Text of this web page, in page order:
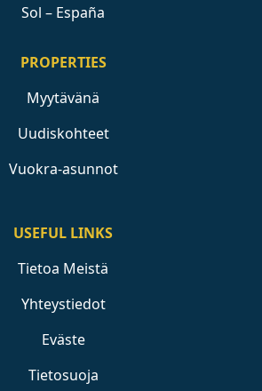
Sol – España
PROPERTIES
Myytävänä
Uudiskohteet
Vuokra-asunnot
USEFUL LINKS
Tietoa Meistä
Yhteystiedot
Eväste
Tietosuoja